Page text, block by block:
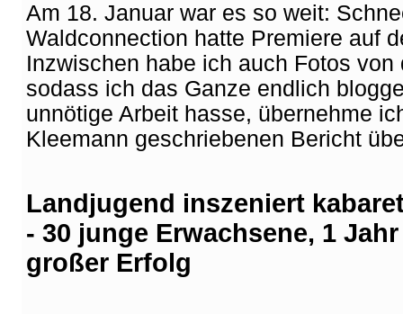
Am 18. Januar war es so weit:
Waldconnection hatte Premiere auf
Inzwischen habe ich auch Fotos
sodass ich das Ganze endlich
unnötige Arbeit hasse, übernehme
Kleemann geschriebenen Bericht
Landjugend inszeniert
- 30 junge Erwachsene, 1
großer Erfolg